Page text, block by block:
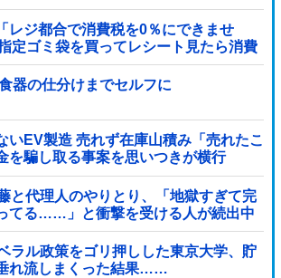
レジ都合で消費税を0％にできませ
定ゴミ袋を買ってレシート見たら消費
だけど？」ｗｗｗｗｗｗｗｗｗｗｗｗ
器の仕分けまでセルフに
いEV製造 売れず在庫山積み「売れたこ
を騙し取る事案を思いつきが横行
と代理人のやりとり、「地獄すぎて完
てる……」と衝撃を受ける人が続出中
ラル政策をゴリ押しした東京大学、貯
れ流しまくった結果……